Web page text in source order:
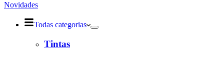
Novidades
Todas categorias
Tintas